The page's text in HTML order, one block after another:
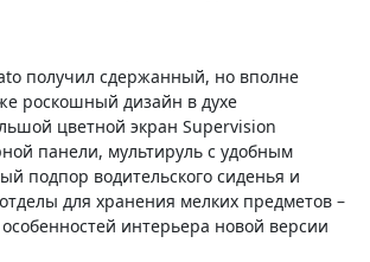
получил сдержанный, но вполне
роскошный дизайн в духе
цветной экран Supervision
панели, мультируль с удобным
подпор водительского сиденья и
для хранения мелких предметов –
интерьера новой версии